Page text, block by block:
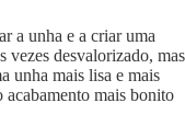
a unha e a criar uma
vezes desvalorizado, mas
unha mais lisa e mais
acabamento mais bonito